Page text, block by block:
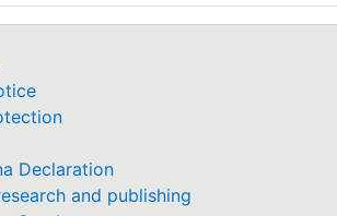
Declaration
and publishing